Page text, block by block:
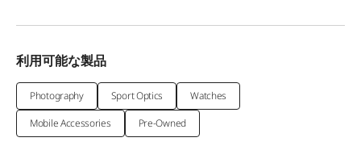
利用可能な製品
Photography Sport Optics
Watches
Mobile Accessories
Pre-Owned